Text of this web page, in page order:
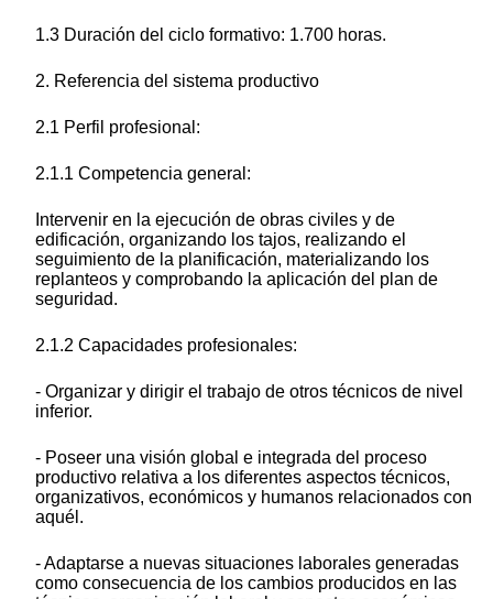
1.3 Duración del ciclo formativo: 1.700 horas.
2. Referencia del sistema productivo
2.1 Perfil profesional:
2.1.1 Competencia general:
Intervenir en la ejecución de obras civiles y de
edificación, organizando los tajos, realizando el
seguimiento de la planificación, materializando los
replanteos y comprobando la aplicación del plan de
seguridad.
2.1.2 Capacidades profesionales:
- Organizar y dirigir el trabajo de otros técnicos de nivel
inferior.
- Poseer una visión global e integrada del proceso
productivo relativa a los diferentes aspectos técnicos,
organizativos, económicos y humanos relacionados con
aquél.
- Adaptarse a nuevas situaciones laborales generadas
como consecuencia de los cambios producidos en las